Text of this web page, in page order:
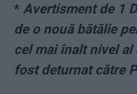
* Avertisment de 1
de o nouă bătălie
cel mai înalt nivel
fost deturnat către